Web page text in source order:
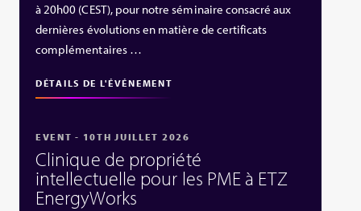
à 20h00 (CEST), pour notre séminaire consacré aux
dernières évolutions en matière de certificats
complémentaires …
DÉTAILS DE L'ÉVÉNEMENT
EVENT - 10TH JUILLET 2026
Clinique de propriété
intellectuelle pour les PME à ETZ
EnergyWorks